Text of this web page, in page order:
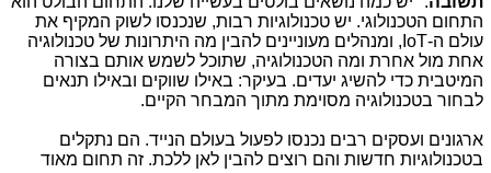
התחום הטכנולוגי. יש טכנולוגיות רבות, שנכנסו לשוק המקיף את
עולם ה-,IoT ומנהלים מעוניינים להבין מה היתרונות של טכנולוגיה
אחת מול אחרת ומה הטכנולוגיה, שתוכל לשמש אותם בצורה
המיטבית כדי להשיג יעדים. בעיקר: באילו שווקים ובאילו תנאים
לבחור בטכנולוגיה מסוימת מתוך המבחר הקיים.
ארגונים ועסקים רבים נכנסו לפעול בעולם הנייד. הם נתקלים
בטכנולוגיות חדשות והם רוצים להבין לאן ללכת. זה תחום מאוד